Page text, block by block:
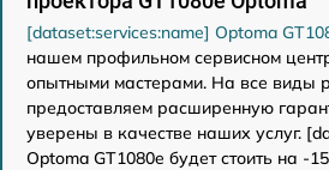
[dataset:services:name] Optoma
нашем профильном сервисном
опытными мастерами. На все виды
предоставляем расширенную
уверены в качестве наших услуг.
Optoma GT1080e будет стоить на -